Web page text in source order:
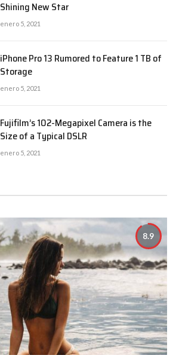
Shining New Star
enero 5, 2021
iPhone Pro 13 Rumored to Feature 1 TB of
Storage
enero 5, 2021
Fujifilm’s 102-Megapixel Camera is the
Size of a Typical DSLR
enero 5, 2021
8.9